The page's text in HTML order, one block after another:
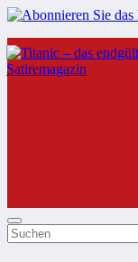
Zum
Inhalt
springen